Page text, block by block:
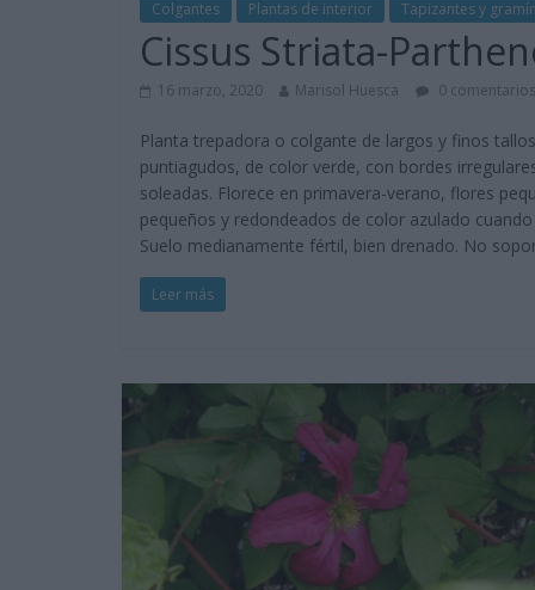
Colgantes Plantas de interior Tapizantes y
Cissus Striata-
16 marzo, 2020 Marisol Huesca 0 comentarios
Planta trepadora o colgante de largos y finos
puntiagudos, de color verde, con bordes
soleadas. Florece en primavera-verano, flores
pequeños y redondeados de color azulado
Suelo medianamente fértil, bien drenado. No
Leer más